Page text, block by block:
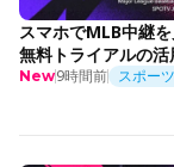
スマホでMLB中継
無料トライアルの活
New9時間前 スポーツ